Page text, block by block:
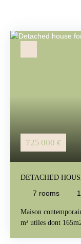
725 000 €
DETACHED
7 rooms
Maison
m² utiles dont